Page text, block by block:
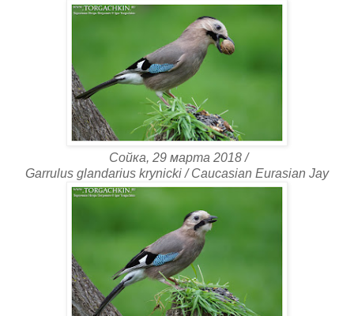
Сойка, 29 марта 2018 /
Garrulus glandarius krynicki / Caucasian Eurasian Jay